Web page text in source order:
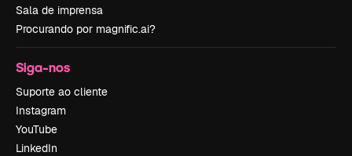
Sala de imprensa
Procurando por magnific.ai?
Siga-nos
Suporte ao cliente
Instagram
YouTube
LinkedIn